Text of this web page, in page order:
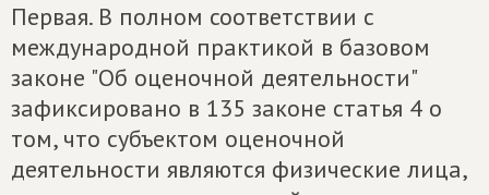
Первая. В полном соответствии с
международной практикой в базовом
законе "Об оценочной деятельности"
зафиксировано в 135 законе статья 4 о
том, что субъектом оценочной
деятельности являются физические лица,